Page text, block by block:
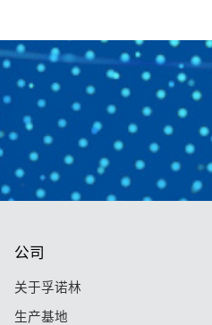
公司
关于孚诺林
生产基地